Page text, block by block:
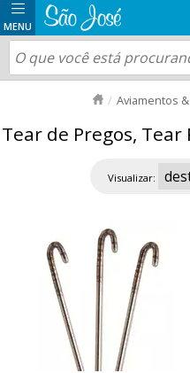
Aviamentos
Tear de Pregos,
Visualizar: